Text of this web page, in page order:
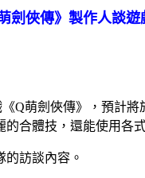
劍俠傳》製作人談
《Q萌劍俠傳》，預計將
合體技，還能使用各
訪談內容。